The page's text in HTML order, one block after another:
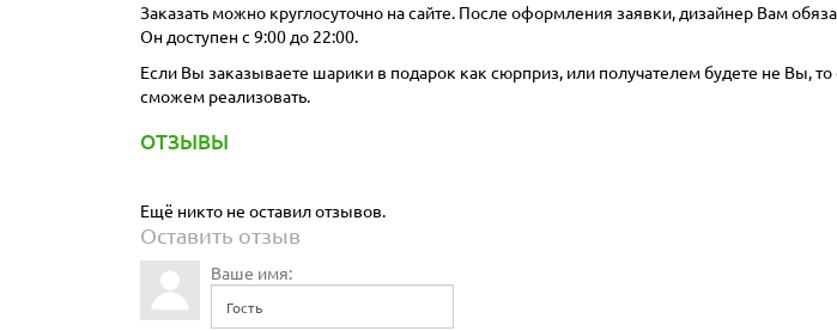
Заказать можно круглосуточно на сайте. После оформления заявки, дизайнер Вам
Он доступен с 9:00 до 22:00.
Если Вы заказываете шарики в подарок как сюрприз, или получателем будете не Вы,
сможем реализовать.
ОТЗЫВЫ
Ещё никто не оставил отзывов.
Оставить отзыв
Ваше имя: